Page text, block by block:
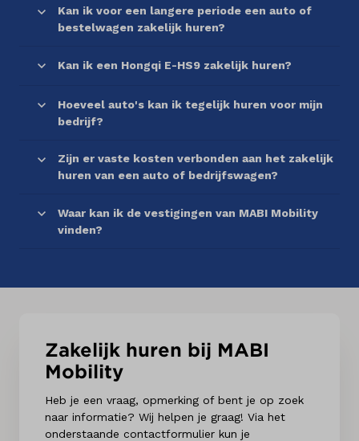
Kan ik voor een langere periode een auto of
bestelwagen zakelijk huren?
Kan ik een Hongqi E-HS9 zakelijk huren?
Hoeveel auto's kan ik tegelijk huren voor mijn
bedrijf?
Zijn er vaste kosten verbonden aan het zakelijk
huren van een auto of bedrijfswagen?
Waar kan ik de vestigingen van MABI Mobility
vinden?
Zakelijk huren bij MABI
Mobility
Heb je een vraag, opmerking of bent je op zoek
naar informatie? Wij helpen je graag! Via het
onderstaande contactformulier kun je